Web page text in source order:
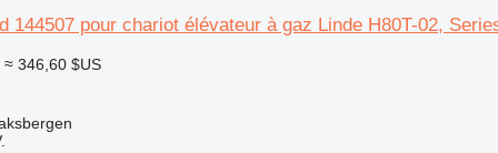
144507 pour chariot élévateur à gaz Linde H80T-02,
≈ 346,60 $US